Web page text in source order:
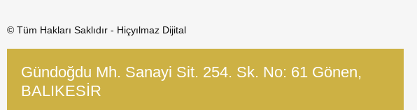
© Tüm Hakları Saklıdır - Hiçyılmaz Dijital
Gündoğdu Mh. Sanayi Sit. 254. Sk. No: 61 Gönen,
BALIKESİR